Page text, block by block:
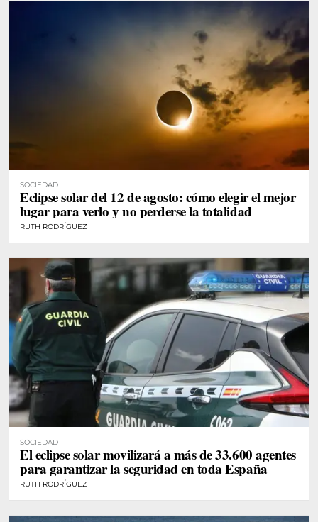
SOCIEDAD
Eclipse solar del 12 de agosto: cómo elegir el mejor
lugar para verlo y no perderse la totalidad
RUTH RODRÍGUEZ
SOCIEDAD
El eclipse solar movilizará a más de 33.600 agentes
para garantizar la seguridad en toda España
RUTH RODRÍGUEZ